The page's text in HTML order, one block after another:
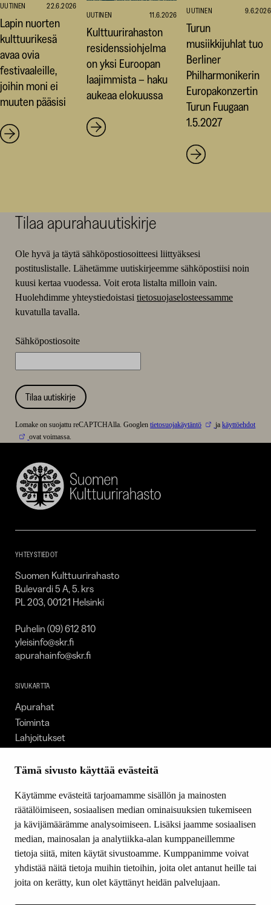
Tämä sivusto käyttää evästeitä
Käytämme evästeitä tarjoamamme sisällön ja mainosten
räätälöimiseen, sosiaalisen median ominaisuuksien tukemiseen
ja kävijämäärämme analysoimiseen. Lisäksi jaamme sosiaalisen
median, mainosalan ja analytiikka-alan kumppaneillemme
tietoja siitä, miten käytät sivustoamme. Kumppanimme voivat
yhdistää näitä tietoja muihin tietoihin, joita olet antanut heille tai
joita on kerätty, kun olet käyttänyt heidän palvelujaan.
UUTINEN 22.6.2026
Lapin nuorten
kulttuurikesä
avaa ovia
festivaaleille,
joihin moni ei
muuten pääsisi
UUTINEN 11.6.2026
Kulttuurirahaston
residenssiohjelma
on yksi Euroopan
laajimmista – haku
aukeaa elokuussa
UUTINEN 9.6.2026
Turun
musiikkijuhlat tuo
Berliner
Philharmonikerin
Europakonzertin
Turun Fuugaan
1.5.2027
Tilaa apurahauutiskirje
Ole hyvä ja täytä sähköpostiosoitteesi liittyäksesi
postituslistalle. Lähetämme uutiskirjeemme sähköpostiisi noin
kuusi kertaa vuodessa. Voit erota listalta milloin vain.
Huolehdimme yhteystiedoistasi tietosuojaselosteessamme
kuvatulla tavalla.
Sähköpostiosoite
Tilaa uutiskirje
Lomake on suojattu reCAPTCHAlla. Googlen tietosuojakäytäntö jakäyttöehdot
ovat voimassa.
Suomen
Kulttuurirahasto
YHTEYSTIEDOT
Suomen Kulttuurirahasto
Bulevardi 5 A, 5. krs
PL 203, 00121 Helsinki
Puhelin (09) 612 810
yleisinfo@skr.fi
apurahainfo@skr.fi
SIVUKARTTA
Apurahat
Toiminta
Lahjoitukset
Ajankohtaista
Yhteystiedot
SEURAA MEITÄ
Facebook
Instagram